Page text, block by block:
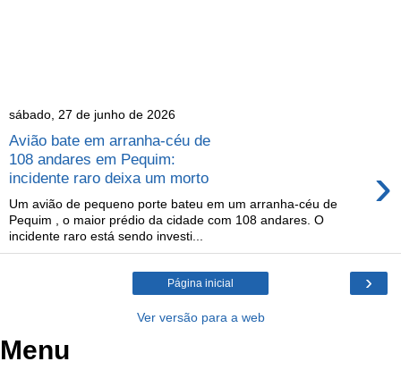
sábado, 27 de junho de 2026
Avião bate em arranha-céu de
108 andares em Pequim:
incidente raro deixa um morto
›
Um avião de pequeno porte bateu em um arranha-céu de
Pequim , o maior prédio da cidade com 108 andares. O
incidente raro está sendo investi...
›
Página inicial
Ver versão para a web
Menu